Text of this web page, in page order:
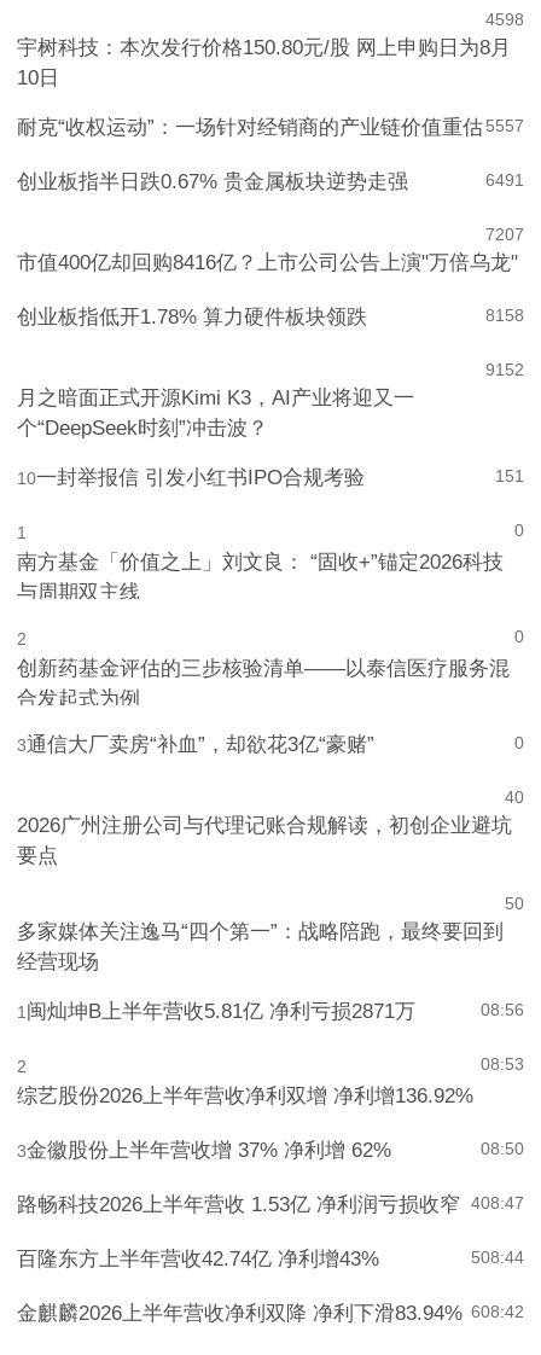
598
4
宇树科技：本次发行价格150.80元/股 网上申购日为8月
10日
557
5
耐克“收权运动”：一场针对经销商的产业链价值重估
491
6
创业板指半日跌0.67% 贵金属板块逆势走强
207
7
市值400亿却回购8416亿？上市公司公告上演"万倍乌龙"
158
8
创业板指低开1.78% 算力硬件板块领跌
152
9
月之暗面正式开源Kimi K3，AI产业将迎又一
个“DeepSeek时刻”冲击波？
151
10一封举报信 引发小红书IPO合规考验
0
1
南方基金「价值之上」刘文良： “固收+”锚定2026科技
与周期双主线
0
2
创新药基金评估的三步核验清单——以泰信医疗服务混
合发起式为例
0
3通信大厂卖房“补血”，却欲花3亿“豪赌”
0
4
2026广州注册公司与代理记账合规解读，初创企业避坑
要点
0
5
多家媒体关注逸马“四个第一”：战略陪跑，最终要回到
经营现场
08:56
1闽灿坤B上半年营收5.81亿 净利亏损2871万
08:53
2
综艺股份2026上半年营收净利双增 净利增136.92%
08:50
3金徽股份上半年营收增 37% 净利增 62%
08:47
4
路畅科技2026上半年营收 1.53亿 净利润亏损收窄
08:44
5
百隆东方上半年营收42.74亿 净利增43%
08:42
6
金麒麟2026上半年营收净利双降 净利下滑83.94%